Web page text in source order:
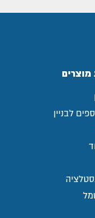
מוצרים
לבניין